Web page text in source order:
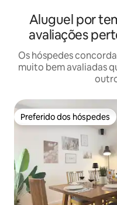
Aluguel por
avaliações
Os hóspedes
muito bem avaliadas
Preferido dos hóspedes
Preferido dos hóspedes